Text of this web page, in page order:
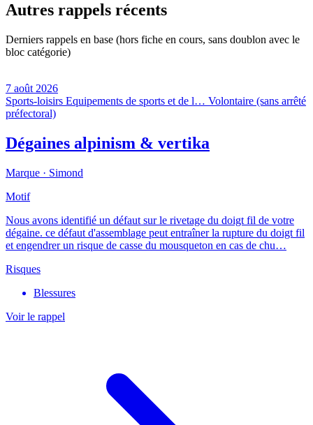
Autres rappels récents
Derniers rappels en base (hors fiche en cours, sans doublon avec le
bloc catégorie)
7 août 2026
Sports-loisirs Equipements de sports et de l… Volontaire (sans arrêté
préfectoral)
Dégaines alpinism & vertika
Marque · Simond
Motif
Nous avons identifié un défaut sur le rivetage du doigt fil de votre
dégaine. ce défaut d'assemblage peut entraîner la rupture du doigt fil
et engendrer un risque de casse du mousqueton en cas de chu…
Risques
Blessures
Voir le rappel